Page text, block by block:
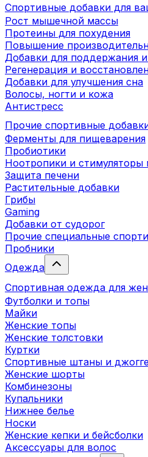
Спортивные добавки для
Рост мышечной массы
Протеины для похудения
Повышение
Добавки для поддержания
Регенерация и
Добавки для улучшения сна
Волосы, ногти и кожа
Антистресс
Прочие спортивные
Ферменты для пищеварения
Пробиотики
Ноотропики и стимуляторы
Защита печени
Растительные добавки
Грибы
Gaming
Добавки от судорог
Прочие специальные
Пробники
Одежда
Спортивная одежда для
Футболки и топы
Майки
Женские топы
Женские толстовки
Куртки
Спортивные штаны и
Женские шорты
Комбинезоны
Купальники
Нижнее белье
Носки
Женские кепки и бейсболки
Аксессуары для волос